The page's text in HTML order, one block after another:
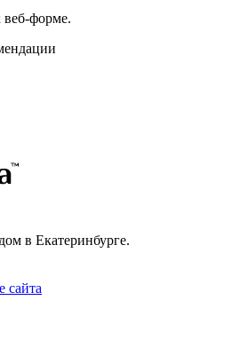
веб-форме.
в Екатеринбурге.
сайта